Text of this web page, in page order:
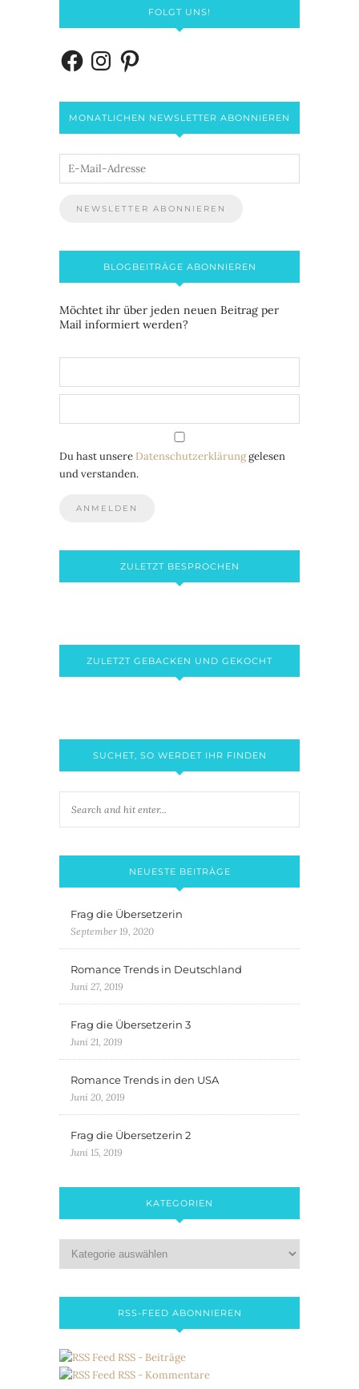
FOLGT UNS!
MONATLICHEN NEWSLETTER ABONNIEREN
BLOGBEITRÄGE ABONNIEREN
Möchtet ihr über jeden neuen Beitrag per
Mail informiert werden?
Du hast unsere Datenschutzerklärunggelesen
und verstanden.
ZULETZT BESPROCHEN
ZULETZT GEBACKEN UND GEKOCHT
SUCHET, SO WERDET IHR FINDEN
NEUESTE BEITRÄGE
Frag die Übersetzerin
September 19, 2020
Romance Trends in Deutschland
Juni 27, 2019
Frag die Übersetzerin 3
Juni 21, 2019
Romance Trends in den USA
Juni 20, 2019
Frag die Übersetzerin 2
Juni 15, 2019
KATEGORIEN
RSS-FEED ABONNIEREN
RSS - Beiträge
RSS - Kommentare